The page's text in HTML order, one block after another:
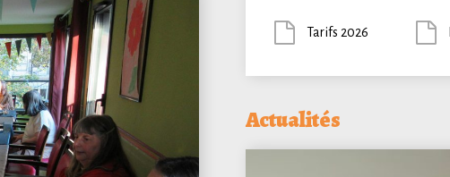
Tarifs 2026
Actualités